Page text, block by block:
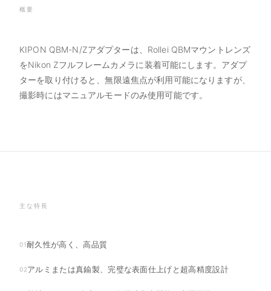
概要
KIPON QBM-N/Zアダプターは、Rollei QBMマウントレンズ
をNikon Zフルフレームカメラに装着可能にします。アダプ
ターを取り付けると、無限遠焦点が利用可能になりますが、
撮影時にはマニュアルモードのみ使用可能です。
主な特長
01耐久性が高く、高品質
02アルミまたは真鍮製、完璧な表面仕上げと超高精度設計